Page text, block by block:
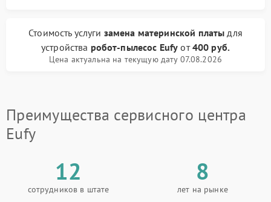
Стоимость услуги замена материнской платы для
устройства робот-пылесос Eufy от400 руб.
Цена актуальна на текущую дату 07.08.2026
Преимущества сервисного центра
Eufy
12
сотрудников в штате
8
лет на рынке